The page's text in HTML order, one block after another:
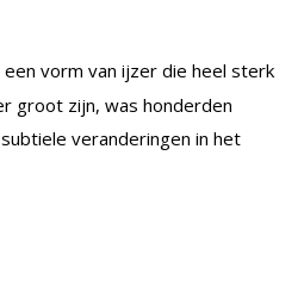
een vorm van ijzer die heel sterk
groot zijn, was honderden
veranderingen in het